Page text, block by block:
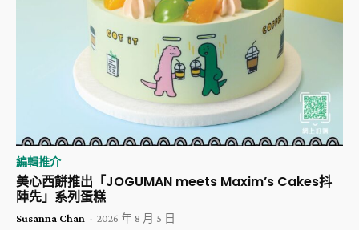
編輯推介
美心西餅推出「JOGUMAN meets Maxim’s Cakes抖
陣先」系列蛋糕
Susanna Chan - 2026 年 8 月 5 日